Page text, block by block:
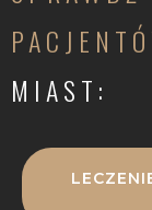
MIAST: